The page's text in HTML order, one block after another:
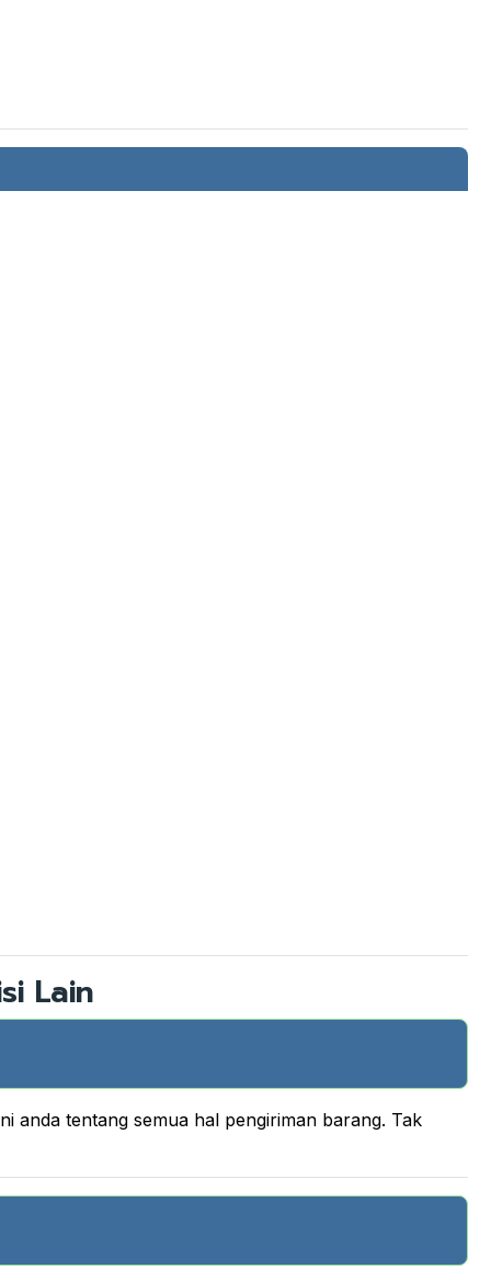
Lain
anda tentang semua hal pengiriman barang. Tak